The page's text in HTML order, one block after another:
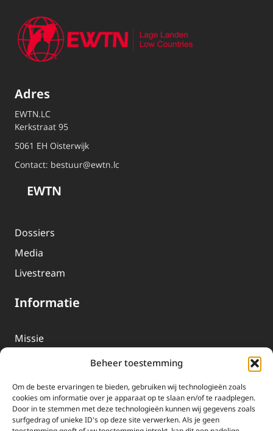
Beheer toestemming
Om de beste ervaringen te bieden, gebruiken wij technologieën zoals
cookies om informatie over je apparaat op te slaan en/of te raadplegen.
Door in te stemmen met deze technologieën kunnen wij gegevens zoals
surfgedrag of unieke ID's op deze site verwerken. Als je geen
Adres
EWTN.LC
Kerkstraat 95
5061 EH Oisterwijk
Contact: bestuur@ewtn.lc
EWTN
Dossiers
Media
Livestream
Informatie
Missie
EWTN-Team
Organisatiegegevens